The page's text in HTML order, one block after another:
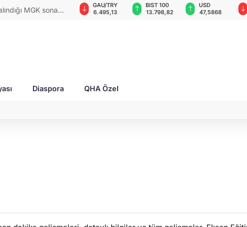
MGK sona
0,0018
GAU/TRY
6.495,13
BIST 100
13.798,82
USD
47,5868
Diaspora QHA Özel